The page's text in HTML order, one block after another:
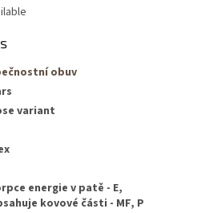
obuv
variant
energie v patě - E,
kovové části - MF, P